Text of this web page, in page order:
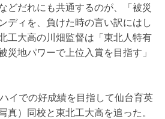
どだれにも共通するのが、「被災
ディを、負けた時の言い訳にはし
工大高の川畑監督は「東北人特有
災地パワーで上位入賞を目指す」
イでの好成績を目指して仙台育英
真）同校と東北工大高を追った。